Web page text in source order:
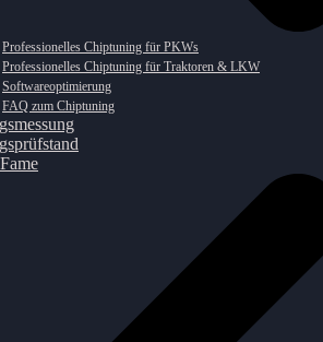
Professionelles Chiptuning für PKWs
Professionelles Chiptuning für Traktoren & LKW
Softwareoptimierung
FAQ zum Chiptuning